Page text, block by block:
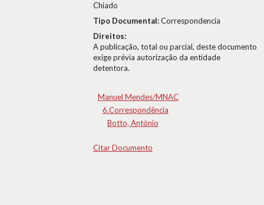
Chiado
Tipo Documental:Correspondencia
Direitos:
A publicação, total ou parcial, deste documento
exige prévia autorização da entidade
detentora.
Manuel Mendes/MNAC
6.Correspondência
Botto, António
Citar Documento